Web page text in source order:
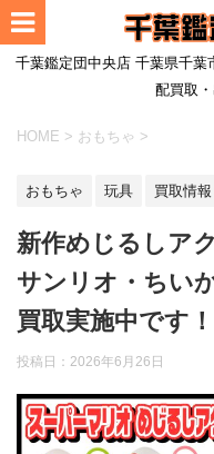
千葉鑑定団中央店 千葉県千
配買取
HOME > おもちゃ >
おもちゃ 玩具 買取情報
新作めじるしア
サンリオ・ちい
買取実施中です
投稿日： 2026年6月26日